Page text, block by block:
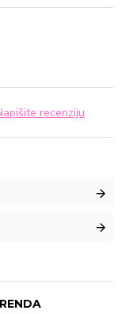
recenziju